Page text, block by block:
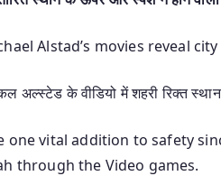
Alstad’s movies reveal
अल्स्टेड के वीडियो में शहरी रिक्त
one vital addition to safety
through the Video games.